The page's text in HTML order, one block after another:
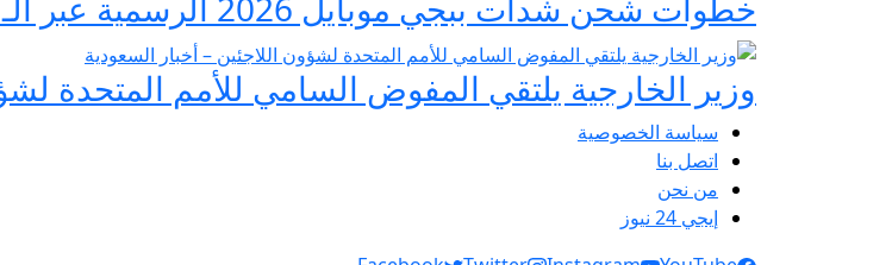
وزير الخارجية يلتقي المفوض السامي للأمم المتحدة
سياسة الخصوصية
اتصل بنا
من نحن
إيجي 24 نيوز